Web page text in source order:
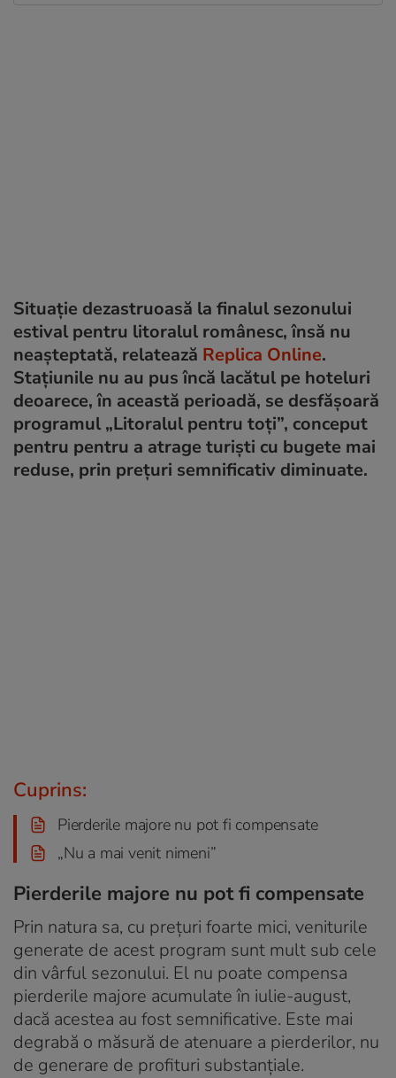
Situație dezastruoasă la finalul sezonului
estival pentru litoralul românesc, însă nu
neașteptată, relatează Replica Online.
Stațiunile nu au pus încă lacătul pe hoteluri
deoarece, în această perioadă, se desfășoară
programul „Litoralul pentru toți”, conceput
pentru pentru a atrage turiști cu bugete mai
reduse, prin prețuri semnificativ diminuate.
Cuprins:
Pierderile majore nu pot fi compensate
„Nu a mai venit nimeni”
Pierderile majore nu pot fi compensate
Prin natura sa, cu prețuri foarte mici, veniturile
generate de acest program sunt mult sub cele
din vârful sezonului. El nu poate compensa
pierderile majore acumulate în iulie-august,
dacă acestea au fost semnificative. Este mai
degrabă o măsură de atenuare a pierderilor, nu
de generare de profituri substanțiale.